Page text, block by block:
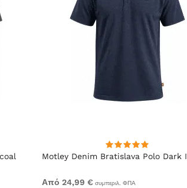
Motley Denim Bratislava Polo Dark
Από 24,99 € συμπεριλ. ΦΠΑ